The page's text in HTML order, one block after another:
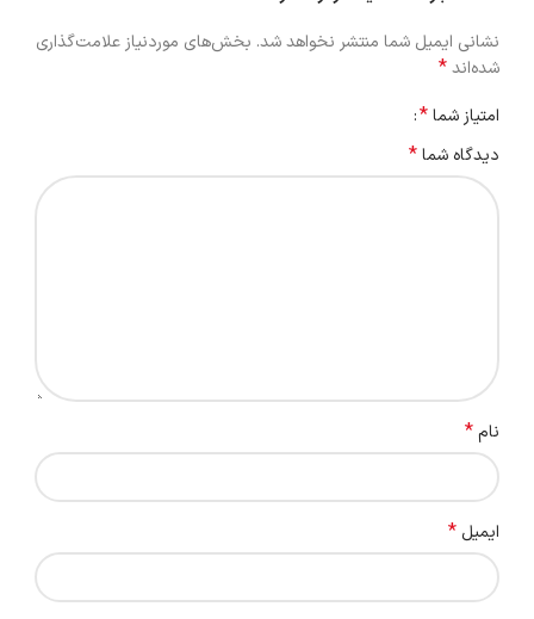
نشانی ایمیل شما منتشر نخواهد شد. بخش‌های موردنیاز علامت‌گذاری
شده‌اند*
امتیاز شما*
دیدگاه شما*
نام*
ایمیل *